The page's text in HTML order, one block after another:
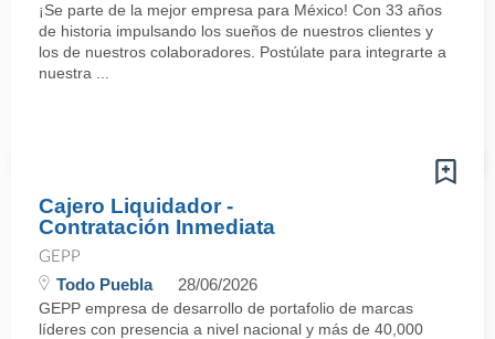
¡Se parte de la mejor empresa para México! Con 33 años
de historia impulsando los sueños de nuestros clientes y
los de nuestros colaboradores. Postúlate para integrarte a
nuestra ...
Cajero Liquidador -
Contratación Inmediata
GEPP
Todo Puebla 28/06/2026
GEPP empresa de desarrollo de portafolio de marcas
líderes con presencia a nivel nacional y más de 40,000